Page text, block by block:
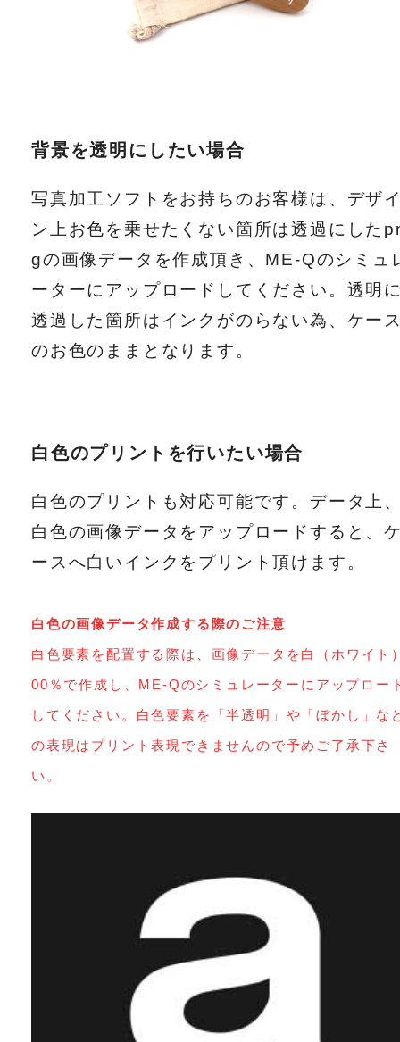
背景を透明にしたい場合
写真加工ソフトをお持ちのお客様は、デザ
ン上お色を乗せたくない箇所は透過にした
gの画像データを作成頂き、ME-Qのシミュ
ーターにアップロードしてください。透明
透過した箇所はインクがのらない為、ケー
のお色のままとなります。
白色のプリントを行いたい場合
白色のプリントも対応可能です。データ上
白色の画像データをアップロードすると、
ースへ白いインクをプリント頂けます。
白色の画像データ作成する際のご注意
白色要素を配置する際は、画像データを白（ホワイト
00％で作成し、ME-Qのシミュレーターにアップロー
してください。白色要素を「半透明」や「ぼかし」な
の表現はプリント表現できませんので予めご了承下さ
い。